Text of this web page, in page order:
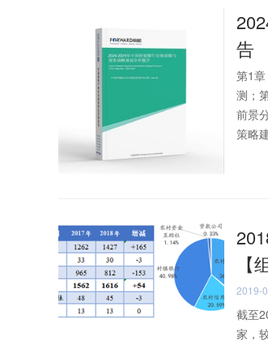
告
第1
测；
前景
策略
【
2019-
截至
家，